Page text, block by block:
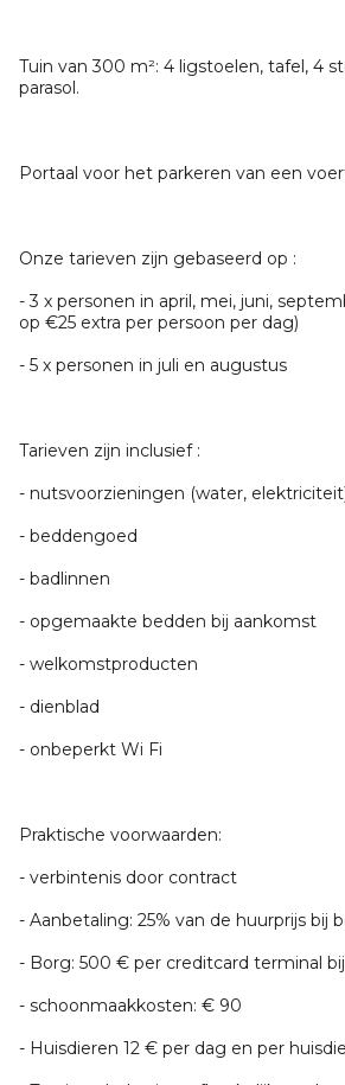
Tuin van 300 m²: 4 ligstoelen, tafel, 4
parasol.
Portaal voor het parkeren van een
Onze tarieven zijn gebaseerd op :
- 3 x personen in april, mei, juni,
op €25 extra per persoon per dag)
- 5 x personen in juli en augustus
Tarieven zijn inclusief :
- nutsvoorzieningen (water,
- beddengoed
- badlinnen
- opgemaakte bedden bij aankomst
- welkomstproducten
- dienblad
- onbeperkt Wi Fi
Praktische voorwaarden:
- verbintenis door contract
- Aanbetaling: 25% van de huurprijs bij
- Borg: 500 € per creditcard terminal
- schoonmaakkosten: € 90
- Huisdieren 12 € per dag en per